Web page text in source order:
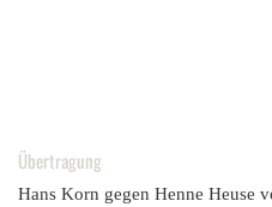
Übertragung
Hans Korn gegen Henne Heuse